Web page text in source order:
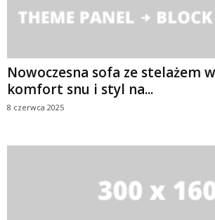
Nowoczesna sofa ze stelażem
komfort snu i styl na...
8 czerwca 2025